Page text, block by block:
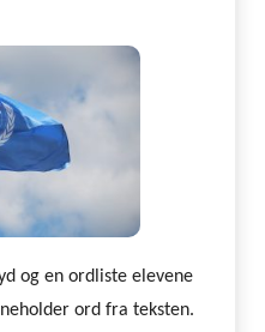
og en ordliste elevene
ord fra teksten.